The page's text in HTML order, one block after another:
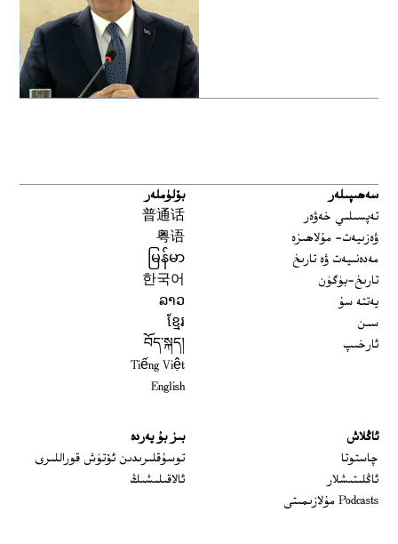
سەھىپىلەر
تەپسىلىي خەۋەر
ۋەزىيەت- مۇلاھىزە
مەدەنىيەت ۋە تارىخ
تارىخ-بۈگۈن
يەتتە سۇ
سىن
ئارخىپ
بۆلۈملەر
普通话
粤语
မြန်မာ
한국어
ລາວ
ខ្មែរ
བོད་སྐད།
Tiếng Việt
English
ئاڭلاش
چاستوتا
ئاڭلىتىشلار
Podcasts مۇلازىمىتى
بىز بۇ يەردە
توسۇقلىرىدىن ئۆتۈش قوراللىرى
ئالاقىلىشىڭ